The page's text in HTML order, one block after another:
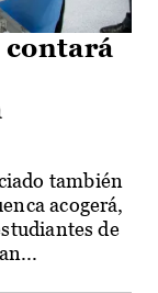
contará
también
acogerá,
de